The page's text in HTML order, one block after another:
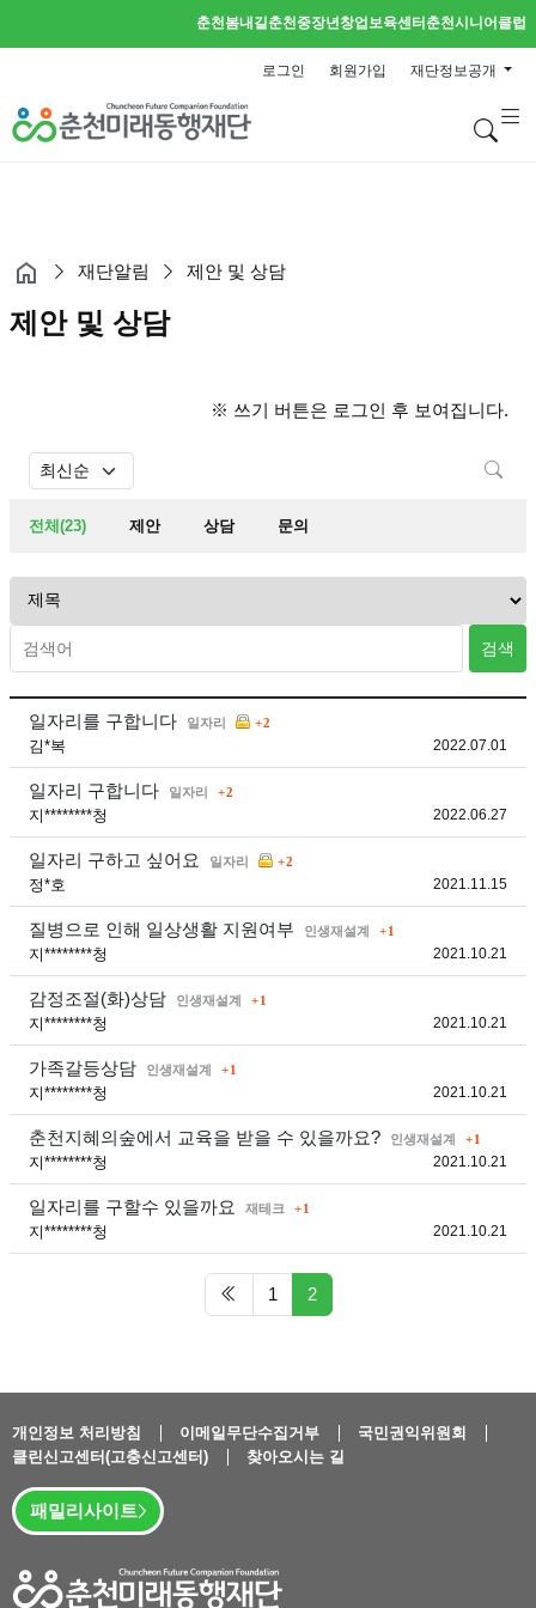
춘천봄내길춘천중장년창업보육센터 춘천시니어클럽
로그인 회원가입 재단정보공개
검
재단알림 제안 및 상담
제안 및 상담
※ 쓰기 버튼은 로그인 후 보여집니다.
전체(23) 제안 상담 문의
검색
일자리를 구합니다 일자리 분류 댓글
2
김*복 2022.07.01
일자리 구합니다 일자리 분류
댓글
2
지********청 2022.06.27
일자리 구하고 싶어요 일자리 분류 댓글
2
정*호 2021.11.15등록
질병으로 인해 일상생활 지원여부 인생재설계 분류
댓글
1
지********청 2021.10.21
감정조절(화)상담 인생재설계 분류
댓글
1
지********청 2021.10.21
가족갈등상담 인생재설계 분류
댓글
1
지********청 2021.10.21
춘천지혜의숲에서 교육을 받을 수 있을까요? 인생재설계 분류
댓글
1
지********청 2021.10.21
일자리를 구할수 있을까요 재테크 분류
댓글
1
지********청 2021.10.21
첫 페이지
1 2페이지 현재
개인정보 처리방침 이메일무단수집거부
국민권익위원회
클린신고센터(고충신고센터)
찾아오시는 길
패밀리사이트